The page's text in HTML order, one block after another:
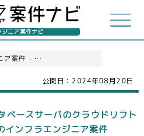
ジニア案件ナビ
ア案件 › クラウドエンジニア(一覧)
公開日： 2024年08月20日
ベースサーバのクラウドリフト
インフラエンジニア案件